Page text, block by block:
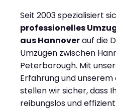
Seit 2003 spezialisiert
professionelles
aus Hannoverauf die
Umzügen zwischen
Peterborough. Mit
Erfahrung und
stellen wir sicher, dass
reibungslos und